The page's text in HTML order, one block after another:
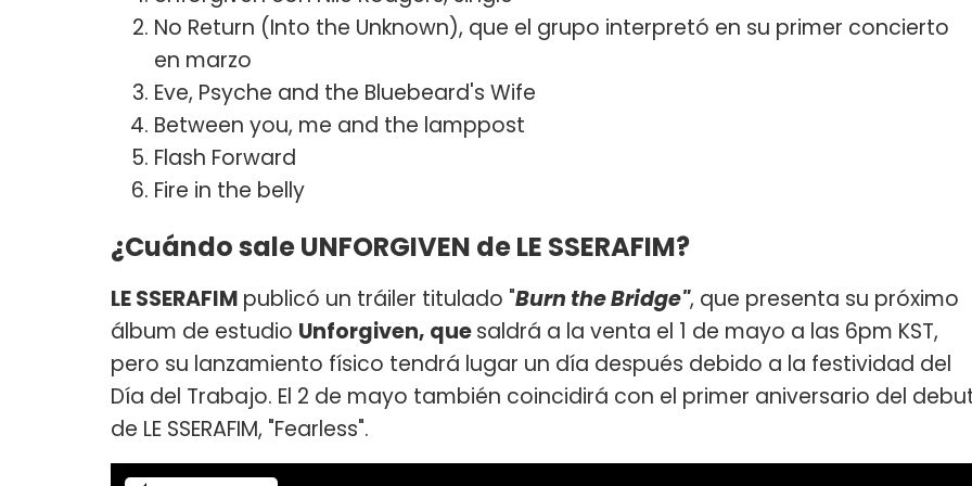
No Return (Into the Unknown), que el grupo interpretó en su primer concierto
en marzo
Eve, Psyche and the Bluebeard's Wife
Between you, me and the lamppost
Flash Forward
Fire in the belly
¿Cuándo sale UNFORGIVEN de LE SSERAFIM?
LE SSERAFIM publicó un tráiler titulado "Burn the Bridge", que presenta su próximo
álbum de estudio Unforgiven, quesaldrá a la venta el 1 de mayo a las 6pm KST,
pero su lanzamiento físico tendrá lugar un día después debido a la festividad del
Día del Trabajo. El 2 de mayo también coincidirá con el primer aniversario del
de LE SSERAFIM, "Fearless".